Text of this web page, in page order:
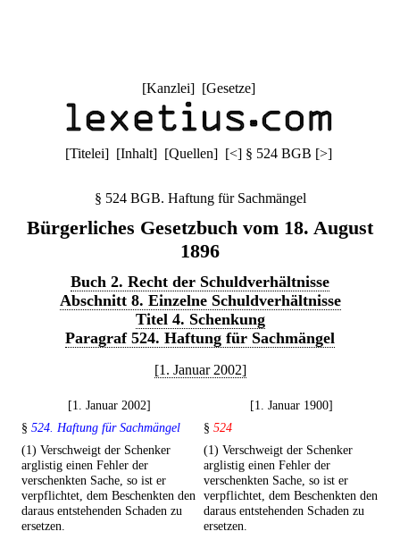
[Kanzlei] [Gesetze]
[Titelei] [Inhalt] [Quellen] [<] § 524 BGB [>]
§ 524 BGB. Haftung für Sachmängel
Bürgerliches Gesetzbuch vom 18. August
1896
Buch 2. Recht der Schuldverhältnisse
Abschnitt 8. Einzelne Schuldverhältnisse
Titel 4. Schenkung
Paragraf 524. Haftung für Sachmängel
[1. Januar 2002]
[1. Januar 2002]
[1. Januar 1900]
§ 524. Haftung für Sachmängel § 524
(1) Verschweigt der Schenker
arglistig einen Fehler der
verschenkten Sache, so ist er
verpflichtet, dem Beschenkten den
daraus entstehenden Schaden zu
ersetzen.
(1) Verschweigt der Schenker
arglistig einen Fehler der
verschenkten Sache, so ist er
verpflichtet, dem Beschenkten den
daraus entstehenden Schaden zu
ersetzen.